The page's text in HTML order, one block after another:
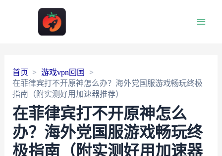
首页
游戏vpn回国
在菲律宾打不开原神怎么办？海外党国服游戏畅玩终极
指南（附实测好用加速器推荐）
在菲律宾打不开原神怎么
办？海外党国服游戏畅玩终
极指南（附实测好用加速器